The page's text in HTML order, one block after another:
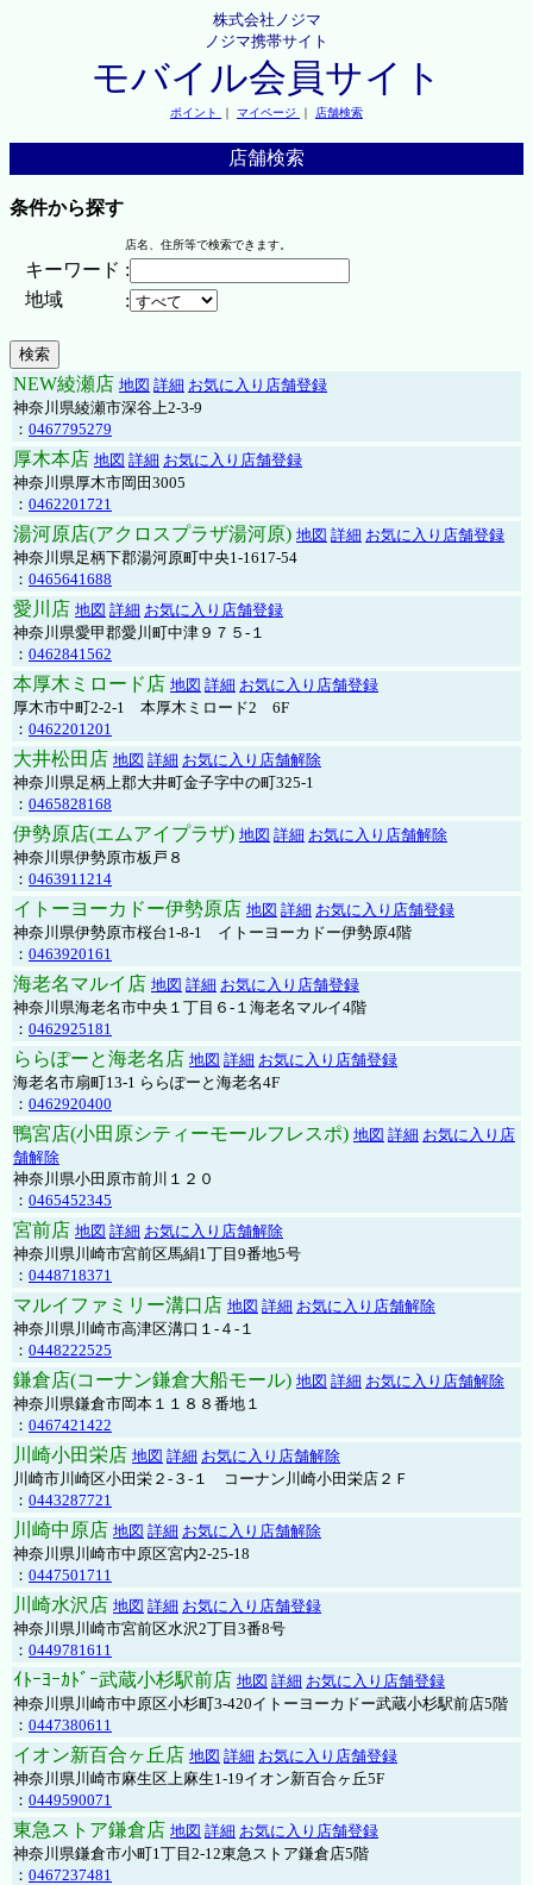
株式会社ノジマ
ノジマ携帯サイト
モバイル会員サイト
ポイント ｜ マイページ ｜ 店舗検索
店舗検索
条件から探す
店名、住所等で検索できます。
キーワード :
地域
:
NEW綾瀬店 地図 詳細 お気に入り店舗登録
神奈川県綾瀬市深谷上2-3-9
： 0467795279
厚木本店 地図 詳細 お気に入り店舗登録
神奈川県厚木市岡田3005
： 0462201721
湯河原店(アクロスプラザ湯河原) 地図 詳細 お気に入り店舗登録
神奈川県足柄下郡湯河原町中央1-1617-54
： 0465641688
愛川店 地図 詳細 お気に入り店舗登録
神奈川県愛甲郡愛川町中津９７５-１
： 0462841562
本厚木ミロード店 地図 詳細 お気に入り店舗登録
厚木市中町2-2-1 本厚木ミロード2 6F
： 0462201201
大井松田店 地図 詳細 お気に入り店舗解除
神奈川県足柄上郡大井町金子字中の町325-1
： 0465828168
伊勢原店(エムアイプラザ) 地図 詳細 お気に入り店舗解除
神奈川県伊勢原市板戸８
： 0463911214
イトーヨーカドー伊勢原店 地図 詳細 お気に入り店舗登録
神奈川県伊勢原市桜台1-8-1 イトーヨーカドー伊勢原4階
： 0463920161
海老名マルイ店 地図 詳細 お気に入り店舗登録
神奈川県海老名市中央１丁目６-１海老名マルイ4階
： 0462925181
ららぽーと海老名店 地図 詳細 お気に入り店舗登録
海老名市扇町13-1 ららぽーと海老名4F
： 0462920400
鴨宮店(小田原シティーモールフレスポ) 地図 詳細 お気に入り店
舗解除
神奈川県小田原市前川１２０
： 0465452345
宮前店 地図 詳細 お気に入り店舗解除
神奈川県川崎市宮前区馬絹1丁目9番地5号
： 0448718371
マルイファミリー溝口店 地図 詳細 お気に入り店舗解除
神奈川県川崎市高津区溝口１-４-１
： 0448222525
鎌倉店(コーナン鎌倉大船モール) 地図 詳細 お気に入り店舗解除
神奈川県鎌倉市岡本１１８８番地１
： 0467421422
川崎小田栄店 地図 詳細 お気に入り店舗解除
川崎市川崎区小田栄２‐３‐１ コーナン川崎小田栄店２Ｆ
： 0443287721
川崎中原店 地図 詳細 お気に入り店舗解除
神奈川県川崎市中原区宮内2-25-18
： 0447501711
川崎水沢店 地図 詳細 お気に入り店舗登録
神奈川県川崎市宮前区水沢2丁目3番8号
： 0449781611
ｲﾄｰﾖｰｶﾄﾞｰ武蔵小杉駅前店 地図 詳細 お気に入り店舗登録
神奈川県川崎市中原区小杉町3-420イトーヨーカドー武蔵小杉駅前店5階
： 0447380611
イオン新百合ヶ丘店 地図 詳細 お気に入り店舗登録
神奈川県川崎市麻生区上麻生1-19イオン新百合ヶ丘5F
： 0449590071
東急ストア鎌倉店 地図 詳細 お気に入り店舗登録
神奈川県鎌倉市小町1丁目2-12東急ストア鎌倉店5階
： 0467237481